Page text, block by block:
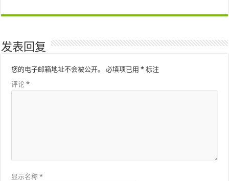
发表回复
您的电子邮箱地址不会被公开。 必填项已用* 标注
评论*
显示名称*